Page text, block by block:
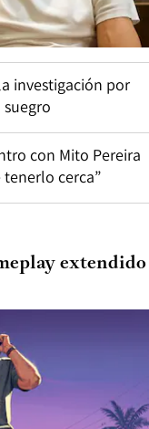
investigación por
con Mito Pereira
tenerlo cerca”
extendido